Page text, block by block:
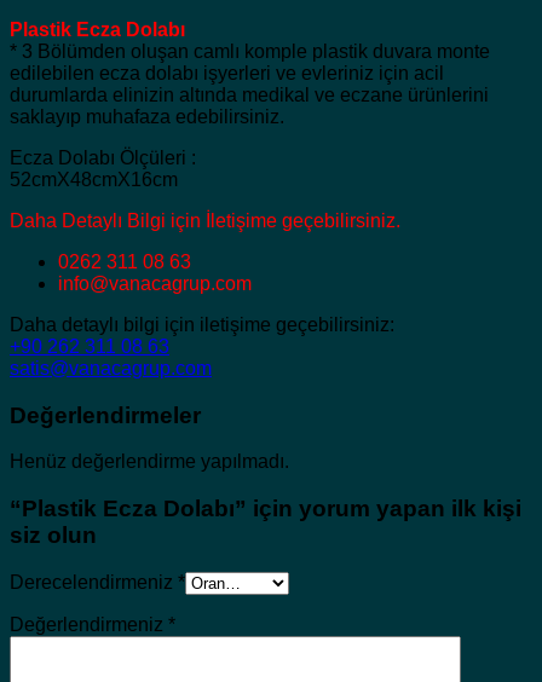
Plastik Ecza Dolabı
* 3 Bölümden oluşan camlı komple plastik duvara monte
edilebilen ecza dolabı işyerleri ve evleriniz için acil
durumlarda elinizin altında medikal ve eczane ürünlerini
saklayıp muhafaza edebilirsiniz.
Ecza Dolabı Ölçüleri :
52cmX48cmX16cm
Daha Detaylı Bilgi için İletişime geçebilirsiniz.
0262 311 08 63
info@vanacagrup.com
Daha detaylı bilgi için iletişime geçebilirsiniz:
+90 262 311 08 63
satis@vanacagrup.com
Değerlendirmeler
Henüz değerlendirme yapılmadı.
“Plastik Ecza Dolabı” için yorum yapan ilk kişi
siz olun
Derecelendirmeniz *
Değerlendirmeniz *